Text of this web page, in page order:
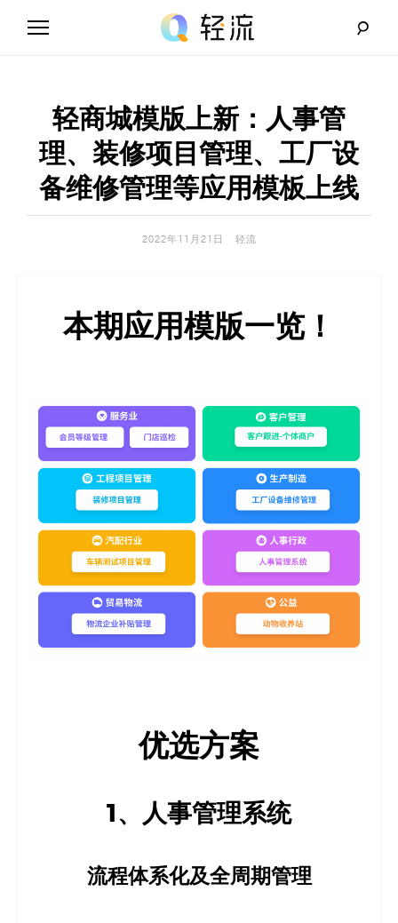
流
_
A
I
码
决
方
案
_
低
代
案
轻商城模版上新：人事管
理、装修项目管理、工厂设
备维修管理等应用模板上线
2022年11月21日 轻流
本期应用模版一览！
优选方案
1、人事管理系统
流程体系化及全周期管理